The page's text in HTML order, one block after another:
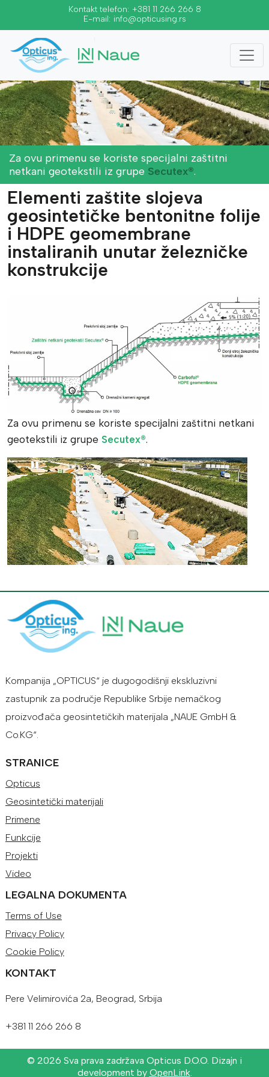
Kontakt telefon: +381 11 266 266 8
E-mail: info@opticusing.rs
Za ovu primenu se koriste specijalni zaštitni
netkani geotekstili iz grupe Secutex®.
Elementi zaštite slojeva
geosintetičke bentonitne folije
i HDPE geomembrane
instaliranih unutar železničke
konstrukcije
Za ovu primenu se koriste specijalni zaštitni netkani
geotekstili iz grupe Secutex®.
Kompanija „OPTICUS“ je dugogodišnji ekskluzivni
zastupnik za područje Republike Srbije nemačkog
proizvođača geosintetičkih materijala „NAUE GmbH &
Co.KG“.
STRANICE
Opticus
Geosintetički materijali
Primene
Funkcije
Projekti
Video
LEGALNA DOKUMENTA
Terms of Use
Privacy Policy
Cookie Policy
KONTAKT
Pere Velimirovića 2a, Beograd, Srbija
+381 11 266 266 8
© 2026 Sva prava zadržava Opticus D.O.O. Dizajn i
development by OpenLink.